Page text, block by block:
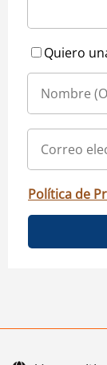
Quiero
Política de